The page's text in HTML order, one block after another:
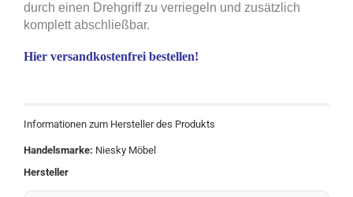
durch einen Drehgriff zu verriegeln und zusätzlich
komplett abschließbar.
Hier versandkostenfrei bestellen!
Informationen zum Hersteller des Produkts
Handelsmarke: Niesky Möbel
Hersteller